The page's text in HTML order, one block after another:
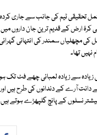
تحقیقی ٹیم کی جانب سے جاری
کرۂ ارض کے قدیم ترین جان داروں
کی مچھلیاں سمندر کی انتہائی
نہیں تھا۔
سے زیادہ لمبائی چھے فٹ تک
دانت آرے کے دندانوں کی طرح
نسلوں کے پانچ گلپھڑے ہوتے